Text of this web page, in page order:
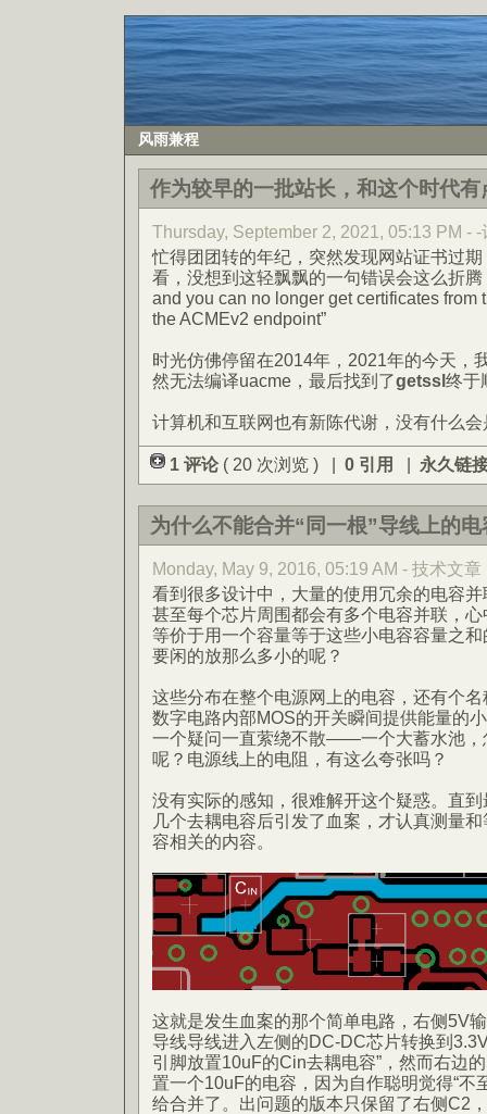
风雨兼程
作为较早的一批站长，和这个时代有
Thursday, September 2, 2021, 05:13 PM - -
忙得团团转的年纪，突然发现网站证书过
看，没想到这轻飘飘的一句错误会这么折
and you can no longer get certificates from
the ACMEv2 endpoint”
时光仿佛停留在2014年，2021年的今天，
然无法编译uacme，最后找到了getssl终于
计算机和互联网也有新陈代谢，没有什么
1 评论 ( 20 次浏览 ) | 0 引用 | 永久链
为什么不能合并“同一根”导线上的电
Monday, May 9, 2016, 05:19 AM - 技术文章
看到很多设计中，大量的使用冗余的电容
甚至每个芯片周围都会有多个电容并联，
等价于用一个容量等于这些小电容容量之
要闲的放那么多小的呢？
这些分布在整个电源网上的电容，还有个名
数字电路内部MOS的开关瞬间提供能量的
一个疑问一直萦绕不散——一个大蓄水池，
呢？电源线上的电阻，有这么夸张吗？
没有实际的感知，很难解开这个疑惑。直
几个去耦电容后引发了血案，才认真测量
容相关的内容。
这就是发生血案的那个简单电路，右侧5V
导线导线进入左侧的DC-DC芯片转换到
引脚放置10uF的Cin去耦电容”，然而右边
置一个10uF的电容，因为自作聪明觉得“不
给合并了。出问题的版本只保留了右侧C2